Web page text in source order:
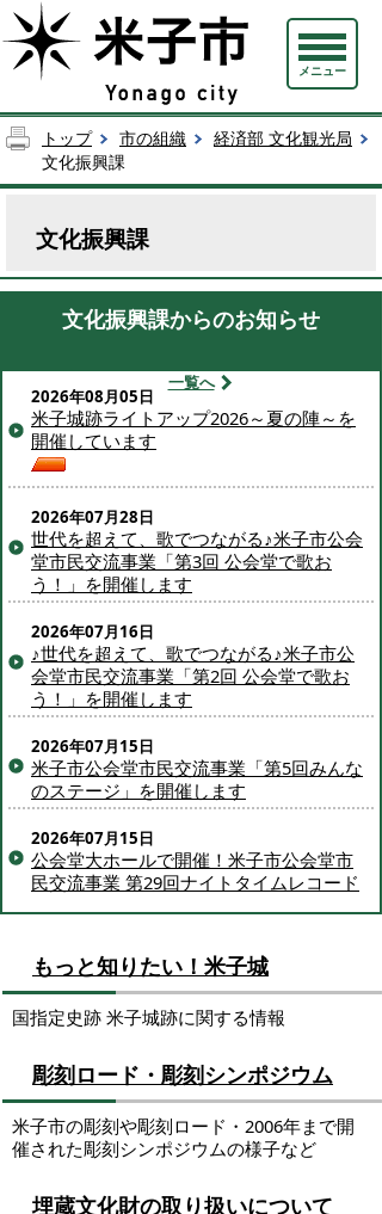
メニュー
トップ 市の組織
経済部 文化観光局
文化振興課
文化振興課
文化振興課からのお知らせ
一覧へ
2026年08月05日
米子城跡ライトアップ2026～夏の陣～を
開催しています
2026年07月28日
世代を超えて、歌でつながる♪米子市公会
堂市民交流事業「第3回 公会堂で歌お
う！」を開催します
2026年07月16日
♪世代を超えて、歌でつながる♪米子市公
会堂市民交流事業「第2回 公会堂で歌お
う！」を開催します
2026年07月15日
米子市公会堂市民交流事業「第5回みんな
のステージ」を開催します
2026年07月15日
公会堂大ホールで開催！米子市公会堂市
民交流事業 第29回ナイトタイムレコード
もっと知りたい！米子城
国指定史跡 米子城跡に関する情報
彫刻ロード・彫刻シンポジウム
米子市の彫刻や彫刻ロード・2006年まで開
催された彫刻シンポジウムの様子など
埋蔵文化財の取り扱いについて